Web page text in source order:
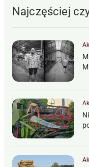
Najczęściej